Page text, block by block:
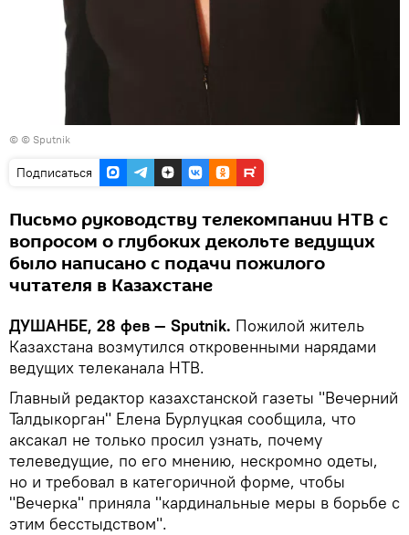
© © Sputnik
Подписаться
Письмо руководству телекомпании НТВ с
вопросом о глубоких декольте ведущих
было написано с подачи пожилого
читателя в Казахстане
ДУШАНБЕ, 28 фев — Sputnik. Пожилой житель
Казахстана возмутился откровенными нарядами
ведущих телеканала НТВ.
Главный редактор казахстанской газеты "Вечерний
Талдыкорган" Елена Бурлуцкая сообщила, что
аксакал не только просил узнать, почему
телеведущие, по его мнению, нескромно одеты,
но и требовал в категоричной форме, чтобы
"Вечерка" приняла "кардинальные меры в борьбе с
этим бесстыдством".